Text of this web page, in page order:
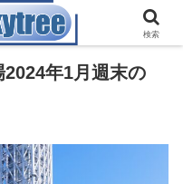
年1月週末の
検索